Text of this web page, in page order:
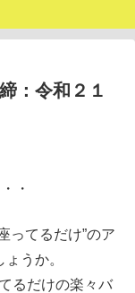
：令和２１
・
ってるだけ”のア
うか。
るだけの楽々バ